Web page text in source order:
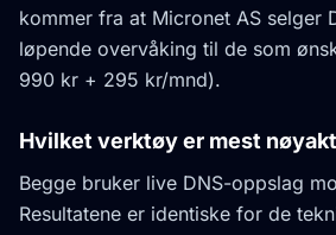
kommer fra at Micronet AS selger
løpende overvåking til de som
990 kr + 295 kr/mnd).
Hvilket verktøy er mest
Begge bruker live DNS-oppslag
Resultatene er identiske for de